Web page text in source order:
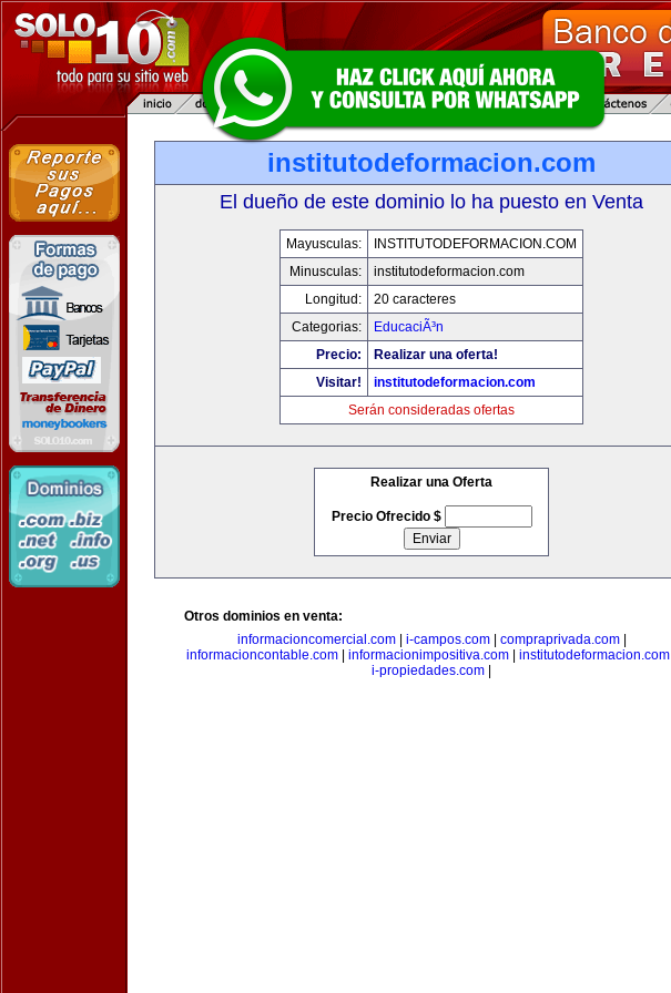
institutodeformacion.com
El dueño de este dominio lo ha puesto en Venta
Mayusculas:
INSTITUTODEFORMACION.COM
Minusculas:
institutodeformacion.com
Longitud:
20 caracteres
Categorias:
EducaciÃ³n
Precio:
Realizar una oferta!
Visitar!
institutodeformacion.com
Serán consideradas ofertas
Realizar una Oferta
Precio Ofrecido $
Otros dominios en venta:
informacioncomercial.com| i-campos.com| compraprivada.com|
informacioncontable.com
informacionimpositiva.com institutodeformacion.com
i-propiedades.com